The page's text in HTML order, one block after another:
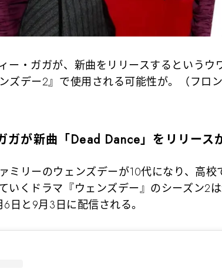
ー・ガガが、新曲をリリースするというウ
ズデー2』で使用される可能性が。（フロン
ガが新曲「Dead Dance」をリリース
ミリーのウェンズデーが10代になり、高校
いくドラマ『ウェンズデー』のシーズン2
日と9月3日に配信される。